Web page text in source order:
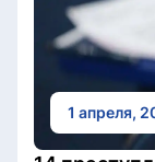
1 апреля,